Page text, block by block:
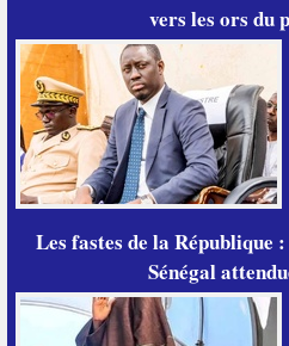
vers les ors du
Les fastes de la République
Sénégal